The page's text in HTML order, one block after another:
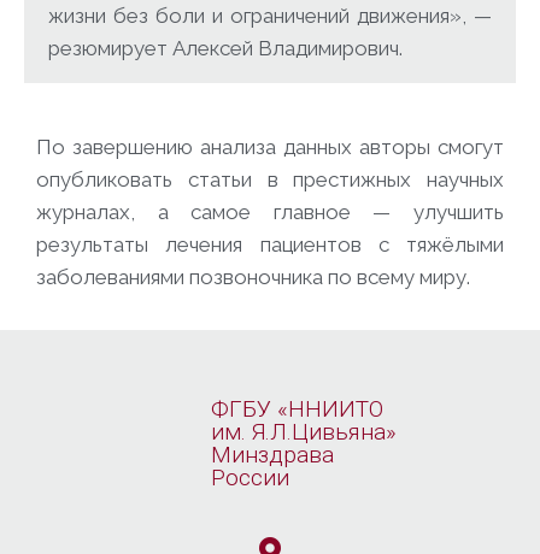
жизни без боли и ограничений движения», —
резюмирует Алексей Владимирович.
По завершению анализа данных авторы смогут
опубликовать статьи в престижных научных
журналах, а самое главное — улучшить
результаты лечения пациентов с тяжёлыми
заболеваниями позвоночника по всему миру.
ФГБУ «ННИИТО
им. Я.Л.Цивьяна»
Минздрава
России